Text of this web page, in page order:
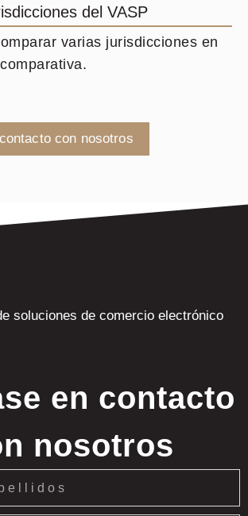
del VASP
varias jurisdicciones en
con nosotros
soluciones de comercio electrónico
en contacto
nosotros